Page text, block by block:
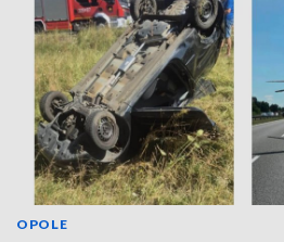
OPOLE